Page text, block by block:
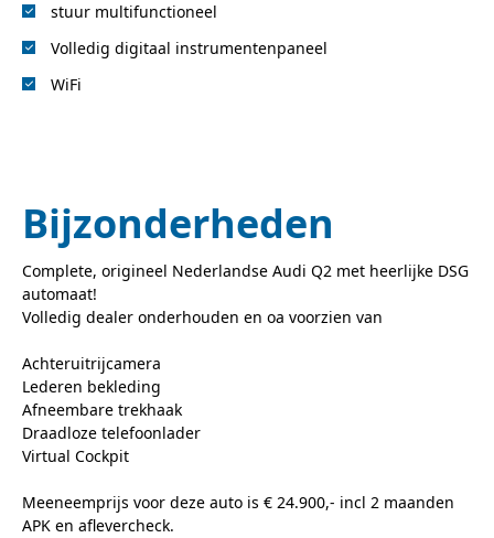
stuur multifunctioneel
Volledig digitaal instrumentenpaneel
WiFi
Bijzonderheden
Complete, origineel Nederlandse Audi Q2 met heerlijke DSG
automaat!
Volledig dealer onderhouden en oa voorzien van
Achteruitrijcamera
Lederen bekleding
Afneembare trekhaak
Draadloze telefoonlader
Virtual Cockpit
Meeneemprijs voor deze auto is € 24.900,- incl 2 maanden
APK en aflevercheck.